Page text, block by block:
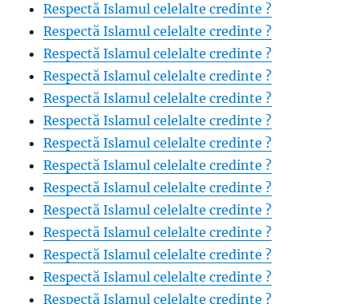
Respectă Islamul celelalte credinte ?
Respectă Islamul celelalte credinte ?
Respectă Islamul celelalte credinte ?
Respectă Islamul celelalte credinte ?
Respectă Islamul celelalte credinte ?
Respectă Islamul celelalte credinte ?
Respectă Islamul celelalte credinte ?
Respectă Islamul celelalte credinte ?
Respectă Islamul celelalte credinte ?
Respectă Islamul celelalte credinte ?
Respectă Islamul celelalte credinte ?
Respectă Islamul celelalte credinte ?
Respectă Islamul celelalte credinte ?
Respectă Islamul celelalte credinte ?